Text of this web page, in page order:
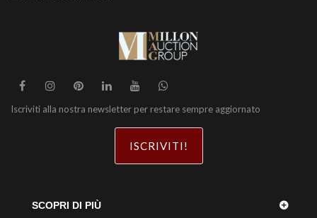
Iscriviti alla nostra newsletter per restare sempre aggiornato
ISCRIVITI!
SCOPRI DI PIÙ